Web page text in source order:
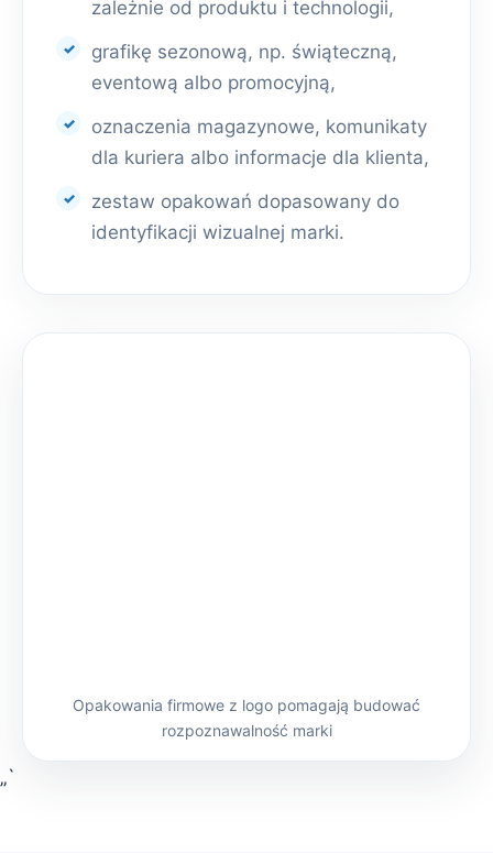
zależnie od produktu i technologii,
grafikę sezonową, np. świąteczną,
eventową albo promocyjną,
oznaczenia magazynowe, komunikaty
dla kuriera albo informacje dla klienta,
zestaw opakowań dopasowany do
identyfikacji wizualnej marki.
Opakowania firmowe z logo pomagają budować
rozpoznawalność marki
„`